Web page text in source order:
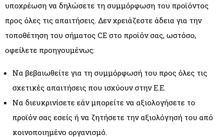
υποχρέωση να δηλώσετε τη συμμόρφωση του προϊόντος
προς όλες τις απαιτήσεις. Δεν χρειάζεστε άδεια για την
τοποθέτηση του σήματος CE στο προϊόν σας, ωστόσο,
οφείλετε προηγουμένως:
Να βεβαιωθείτε για τη συμμόρφωσή του προς όλες τις
σχετικές απαιτήσεις που ισχύουν στην Ε.Ε.
Να διευκρινίσετε εάν μπορείτε να αξιολογήσετε το
προϊόν σας εσείς ή να ζητήσετε την αξιολόγησή του από
κοινοποιημένο οργανισμό.